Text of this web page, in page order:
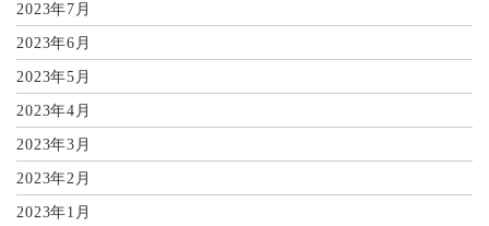
2023年7月
2023年6月
2023年5月
2023年4月
2023年3月
2023年2月
2023年1月